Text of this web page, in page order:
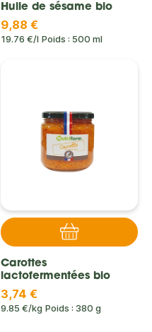
Huile de sésame bio
9,88 €
19.76 €/l Poids : 500 ml
Carottes
lactofermentées bio
3,74 €
9.85 €/kg Poids : 380 g